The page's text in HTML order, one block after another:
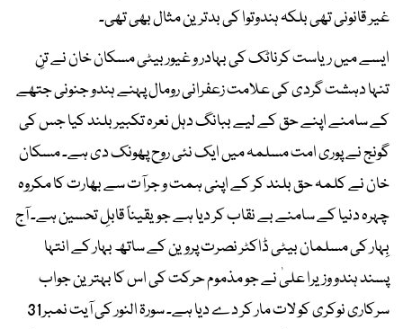
غیر قانونی تھی بلکہ ہندوتوا کی بدترین مثال بھی تھی۔
ایسے میں ریاست کرناٹک کی بہادر و غیور بیٹی مسکان خان نے تنِ
تنہا دہشت گردی کی علامت زعفرانی رومال پہنے ہندو جنونی جتھے
کے سامنے اپنے حق کے لیے ببانگ دہل نعرہ تکبیر بلند کیا جس کی
گونج نے پوری امت مسلمہ میں ایک نئی روح پھونک دی ہے۔ مسکان
خان نے کلمہ حق بلند کر کے اپنی ہمت و جرآت سے بھارت کا مکروہ
چہرہ دنیا کے سامنے بے نقاب کر دیا ہے جویقیناً قابلِ تحسین ہے۔ آج
بِہار کی مسلمان بیٹی ڈاکٹر نصرت پروین کے ساتھ بہار کے انتہا
پسند ہندو وزیرا علیٰ نے جو مذموم حرکت کی اس کا بہترین جواب
سرکاری نوکری کو لات مار کر دے دیا ہے۔ سورۃ النور کی آیت نمبر31